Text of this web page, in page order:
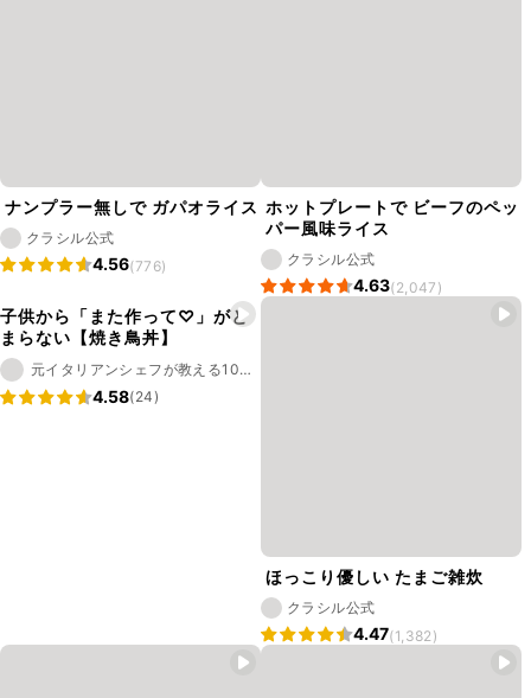
ナンプラー無しで ガパオライス
クラシル公式
4.56(776)
ホットプレートで ビーフのペッ
パー風味ライス
クラシル公式
4.63(2,047)
子供から「また作って♡」がと
まらない【焼き鳥丼】
元イタリアンシェフが教える10分で神レシピ │ ともき
4.58(24)
ほっこり優しい たまご雑炊
クラシル公式
4.47(1,382)